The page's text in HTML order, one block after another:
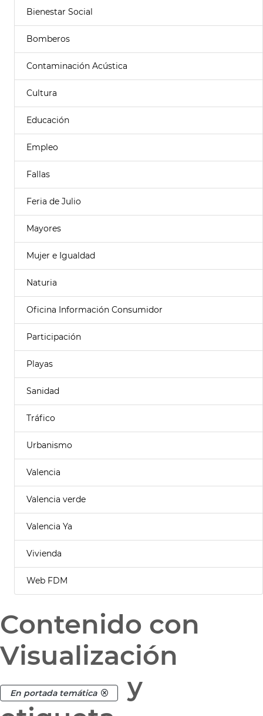
Bienestar Social
Bomberos
Contaminación Acústica
Cultura
Educación
Empleo
Fallas
Feria de Julio
Mayores
Mujer e Igualdad
Naturia
Oficina Información Consumidor
Participación
Playas
Sanidad
Tráfico
Urbanismo
Valencia
Valencia verde
Valencia Ya
Vivienda
Web FDM
Contenido con
Visualización
En portada temática
y